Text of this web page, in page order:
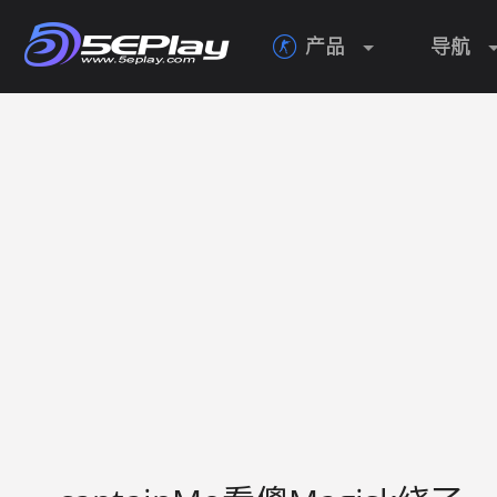
 产品 导航